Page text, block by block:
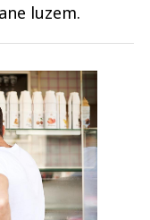
luzem.